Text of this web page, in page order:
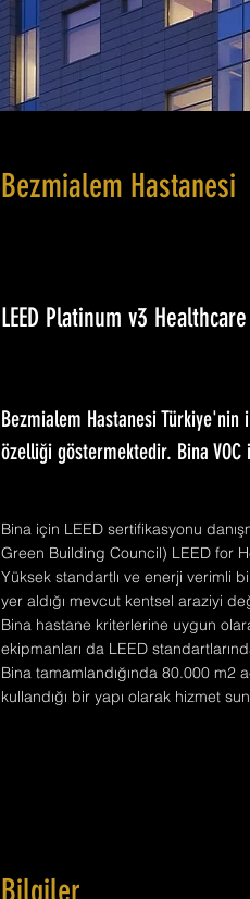
Bezmialem Hastanesi
LEED Platinum v3 Healthcare
Bezmialem Hastanesi Türkiye'nin
özelliği göstermektedir. Bina VOC
Bina için LEED sertifikasyonu
Green Building Council) LEED for
Yüksek standartlı ve enerji verimli
yer aldığı mevcut kentsel araziyi
Bina hastane kriterlerine uygun
ekipmanları da LEED
Bina tamamlandığında 80.000 m2
kullandığı bir yapı olarak hizmet